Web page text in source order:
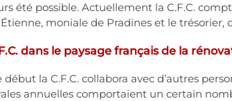
été possible. Actuellement la C.F.C.
moniale de Pradines et le trésorier,
dans le paysage français de la
début la C.F.C. collabora avec d’autres
annuelles comportaient un certain